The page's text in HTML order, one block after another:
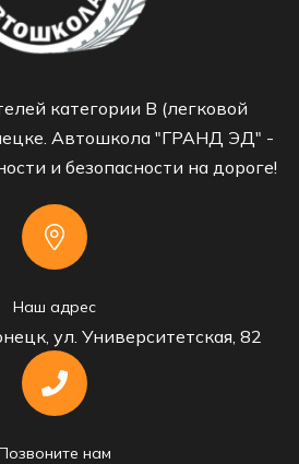
категории B (легковой
Автошкола "ГРАНД ЭД" -
и безопасности на дороге!
Наш адрес
ул. Университетская, 82
нам